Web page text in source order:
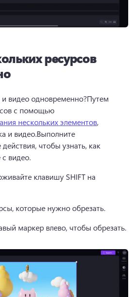
ресурсов
и видео одновременно?Путем
с помощью
нескольких элементов,
и видео.Выполните
чтобы узнать, как
с видео.
клавишу SHIFT на
которые нужно обрезать.
маркер влево, чтобы обрезать.